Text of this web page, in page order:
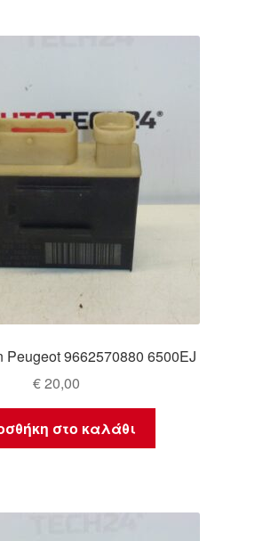
9662570880 6500EJ
€20,00
στο καλάθι